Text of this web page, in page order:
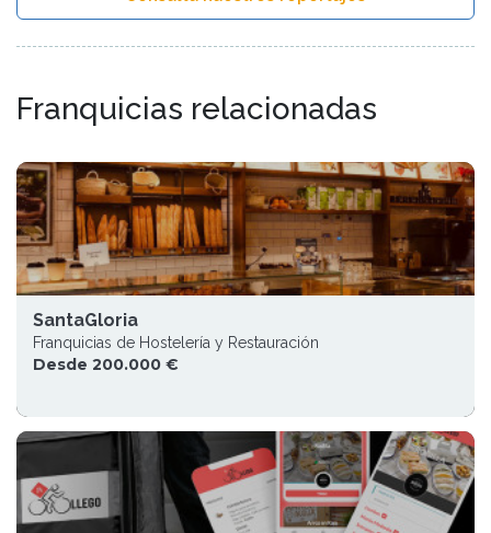
Franquicias relacionadas
SantaGloria
Franquicias de Hostelería y Restauración
Desde 200.000 €